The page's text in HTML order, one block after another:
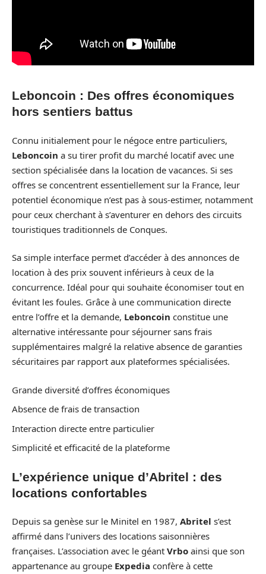
Leboncoin : Des offres économiques
hors sentiers battus
Connu initialement pour le négoce entre particuliers,
Leboncoin a su tirer profit du marché locatif avec une
section spécialisée dans la location de vacances. Si ses
offres se concentrent essentiellement sur la France, leur
potentiel économique n’est pas à sous-estimer, notamment
pour ceux cherchant à s’aventurer en dehors des circuits
touristiques traditionnels de Conques.
Sa simple interface permet d’accéder à des annonces de
location à des prix souvent inférieurs à ceux de la
concurrence. Idéal pour qui souhaite économiser tout en
évitant les foules. Grâce à une communication directe
entre l’offre et la demande, Leboncoin constitue une
alternative intéressante pour séjourner sans frais
supplémentaires malgré la relative absence de garanties
sécuritaires par rapport aux plateformes spécialisées.
Grande diversité d’offres économiques
Absence de frais de transaction
Interaction directe entre particulier
Simplicité et efficacité de la plateforme
L’expérience unique d’Abritel : des
locations confortables
Depuis sa genèse sur le Minitel en 1987, Abritel s’est
affirmé dans l’univers des locations saisonnières
françaises. L’association avec le géant Vrbo ainsi que son
appartenance au groupe Expedia confère à cette